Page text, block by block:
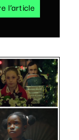
l’article